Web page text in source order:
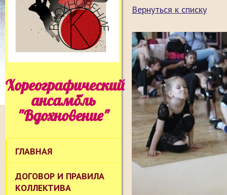
Хореографический
ансамбль
"Вдохновение"
ГЛАВНАЯ
ДОГОВОР И ПРАВИЛА
КОЛЛЕКТИВА
Вернуться к списку